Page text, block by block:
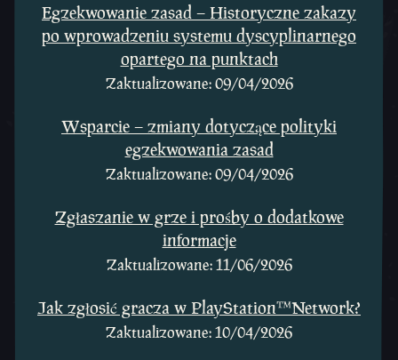
Egzekwowanie zasad – Historyczne zakazy
po wprowadzeniu systemu dyscyplinarnego
opartego na punktach
Zaktualizowane: 09/04/2026
Wsparcie – zmiany dotyczące polityki
egzekwowania zasad
Zaktualizowane: 09/04/2026
Zgłaszanie w grze i prośby o dodatkowe
informacje
Zaktualizowane: 11/06/2026
Jak zgłosić gracza w PlayStation™Network?
Zaktualizowane: 10/04/2026